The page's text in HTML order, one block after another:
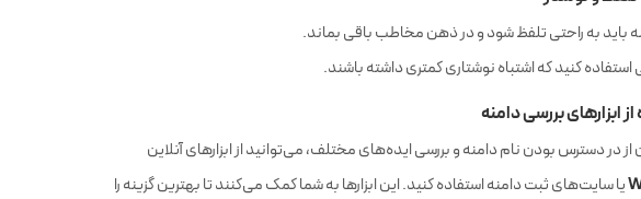
باید به راحتی تلفظ شود و در ذهن مخاطب باقی بماند.
استفاده کنید که اشتباه نوشتاری کمتری داشته باشند.
از در دسترس بودن نام دامنه و بررسی ایده‌های مختلف، می‌توانید از ابزارهای آنلاین
یا سایت‌های ثبت دامنه استفاده کنید. این ابزارها به شما کمک می‌کنند تا بهترین گزینه را